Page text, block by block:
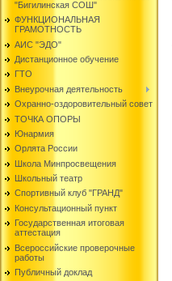
"Бигилинская СОШ"
ФУНКЦИОНАЛЬНАЯ
ГРАМОТНОСТЬ
АИС "ЭДО"
Дистанционное обучение
ГТО
Внеурочная деятельность
Охранно-оздоровительный совет
ТОЧКА ОПОРЫ
Юнармия
Орлята России
Школа Минпросвещения
Школьный театр
Спортивный клуб "ГРАНД"
Консультационный пункт
Государственная итоговая
аттестация
Всероссийские проверочные
работы
Публичный доклад